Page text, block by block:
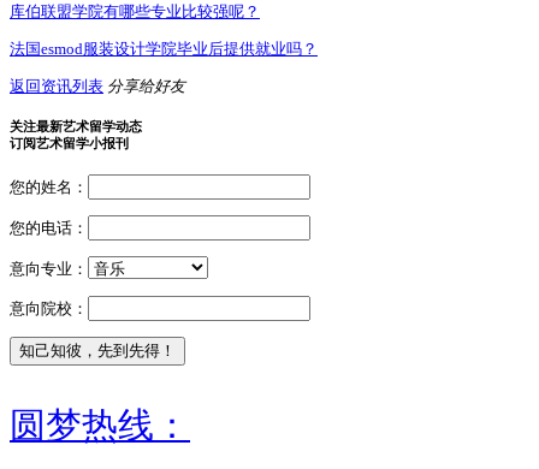
库伯联盟学院有哪些专业比较强呢？
法国esmod服装设计学院毕业后提供就业吗？
返回资讯列表 分享给好友
关注最新艺术留学动态
订阅艺术留学小报刊
您的姓名：
您的电话：
意向专业：
意向院校：
圆梦热线：